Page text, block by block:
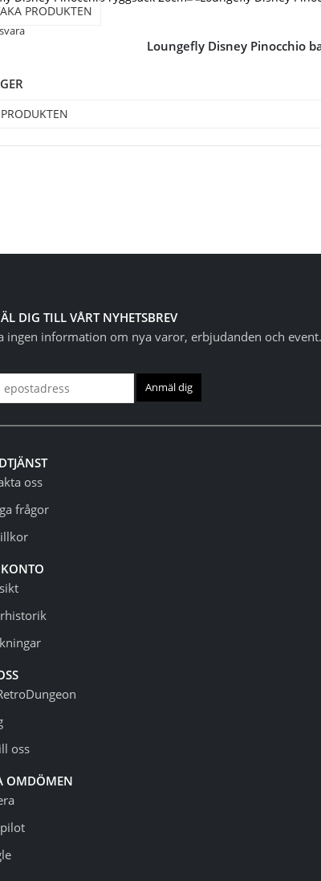
PRODUKTEN
Loungefly Disney Pinocchio
DIG TILL VÅRT NYHETSBREV
ingen information om nya varor, erbjudanden och
oss
frågor
oss
OMDÖMEN